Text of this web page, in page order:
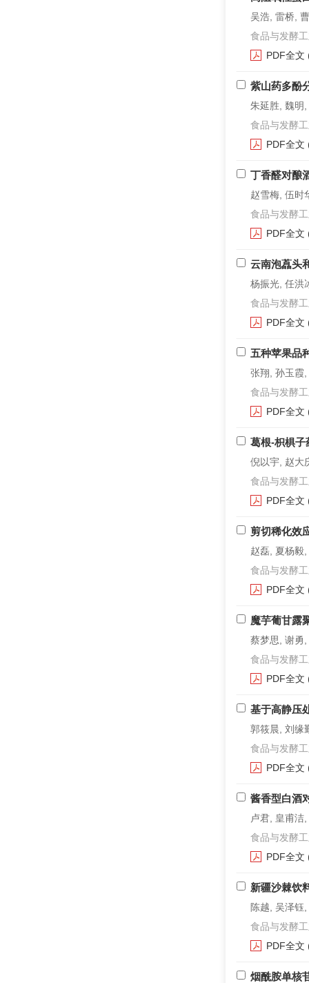
吴浩, 雷桥,
食品与发酵
PDF全文
紫山药多酚
朱延胜, 魏明
食品与发酵
PDF全文
丁香醛对酿
赵雪梅, 伍时
食品与发酵
PDF全文
云南泡藠头
杨振光, 任洪
食品与发酵
PDF全文
五种苹果品
张翔, 孙玉霞
食品与发酵
PDF全文
葛根-枳椇子
倪以宇, 赵大
食品与发酵
PDF全文
剪切稀化效
赵磊, 夏杨毅
食品与发酵
PDF全文
魔芋葡甘露
蔡梦思, 谢勇
食品与发酵
PDF全文
基于高静压
郭筱晨, 刘缘
食品与发酵
PDF全文
酱香型白酒
卢君, 皇甫洁
食品与发酵
PDF全文
新疆沙棘饮
陈越, 吴泽钰
食品与发酵
PDF全文
烟酰胺单核